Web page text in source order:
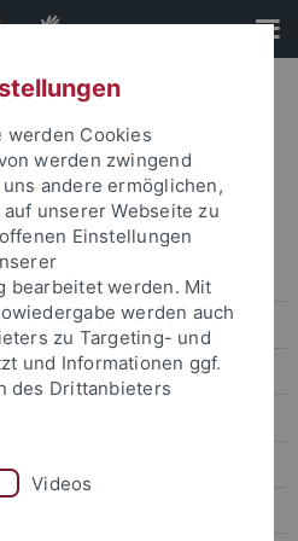
Archiv
werden Cookies
werden zwingend
andere ermöglichen,
unserer Webseite zu
Einstellungen
bearbeitet werden. Mit
werden auch
zu Targeting- und
und Informationen ggf.
des Drittanbieters
Videos